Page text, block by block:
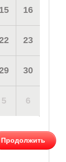
15 16
23
30
5 6
Продолжить